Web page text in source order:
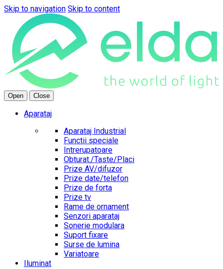
Skip to navigation Skip to content
Open Close
Aparataj
Aparataj Industrial
Functii speciale
Intrerupatoare
Obturat./Taste/Placi
Prize AV/difuzor
Prize date/telefon
Prize de forta
Prize tv
Rame de ornament
Senzori aparataj
Sonerie modulara
Suport fixare
Surse de lumina
Variatoare
Iluminat